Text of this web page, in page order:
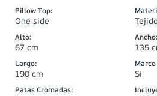
Pillow Top:
One side
Alto:
67 cm
Ancho:
135
Largo:
190 cm Si
Patas Cromadas: